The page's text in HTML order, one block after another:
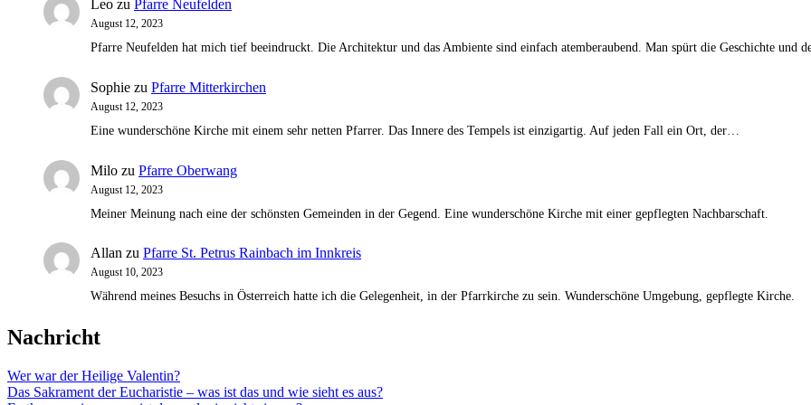
Leo zu Pfarre Neufelden
August 12, 2023
Pfarre Neufelden hat mich tief beeindruckt. Die Architektur und das Ambiente sind einfach atemberaubend. Man spürt die Geschichte und
Sophie zu Pfarre Mitterkirchen
August 12, 2023
Eine wunderschöne Kirche mit einem sehr netten Pfarrer. Das Innere des Tempels ist einzigartig. Auf jeden Fall ein Ort, der…
Milo zu Pfarre Oberwang
August 12, 2023
Meiner Meinung nach eine der schönsten Gemeinden in der Gegend. Eine wunderschöne Kirche mit einer gepflegten Nachbarschaft.
Allan zu Pfarre St. Petrus Rainbach im Innkreis
August 10, 2023
Während meines Besuchs in Österreich hatte ich die Gelegenheit, in der Pfarrkirche zu sein. Wunderschöne Umgebung, gepflegte Kirche.
Nachricht
Wer war der Heilige Valentin?
Das Sakrament der Eucharistie – was ist das und wie sieht es aus?